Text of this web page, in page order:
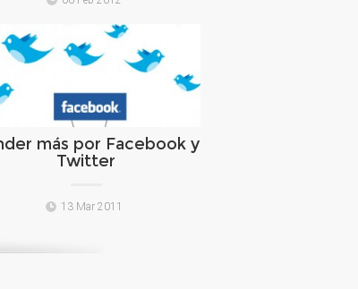
más por Facebook y
Twitter
13 Mar 2011